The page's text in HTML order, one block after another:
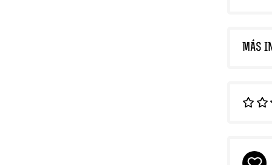
MÁS